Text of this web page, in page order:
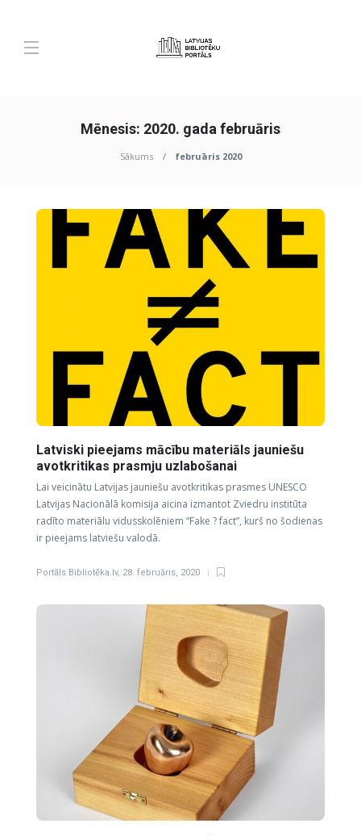
Mēnesis: 2020. gada februāris
Sākums februāris 2020
Latviski pieejams mācību materiāls jauniešu
avotkritikas prasmju uzlabošanai
Lai veicinātu Latvijas jauniešu avotkritikas prasmes UNESCO
Latvijas Nacionālā komisija aicina izmantot Zviedru institūta
radīto materiālu vidusskolēniem “Fake ? fact”, kurš no šodienas
ir pieejams latviešu valodā.
Portāls Bibliotēka.lv, 28. februāris, 2020